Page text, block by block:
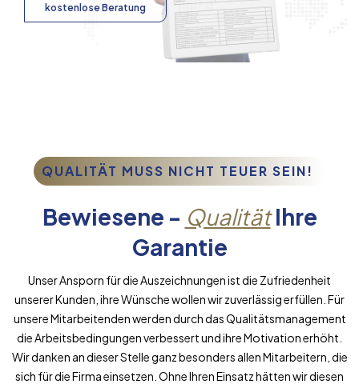
kostenlose Beratung
QUALITÄT MUSS NICHT TEUER SEIN!
Bewiesene - QualitätIhre
Garantie
Unser Ansporn für die Auszeichnungen ist die Zufriedenheit
unserer Kunden, ihre Wünsche wollen wir zuverlässig erfüllen. Für
unsere Mitarbeitenden werden durch das Qualitätsmanagement
die Arbeitsbedingungen verbessert und ihre Motivation erhöht.
Wir danken an dieser Stelle ganz besonders allen Mitarbeitern, die
sich für die Firma einsetzen. Ohne Ihren Einsatz hätten wir diesen